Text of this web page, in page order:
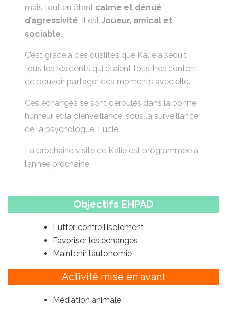
mais tout en étant calme et dénué
d’agressivité. Il estJoueur, amical et
sociable.
C’est grâce à ces qualités que Kalie a séduit
tous les résidents qui étaient tous très content
de pouvoir partager des moments avec elle.
Ces échanges se sont déroulés dans la bonne
humeur et la bienveillance, sous la surveillance
de la psychologue, Lucie.
La prochaine visite de Kalie est programmée à
l’année prochaine.
Objectifs EHPAD
Lutter contre l’isolement
Favoriser les échanges
Maintenir l’autonomie
Activité mise en avant
Médiation animale